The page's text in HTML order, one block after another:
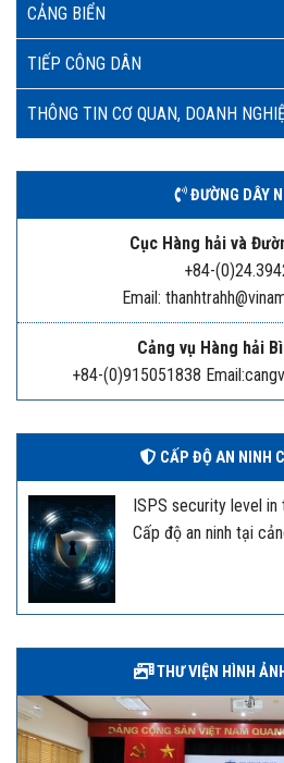
CẢNG BIỂN
TIẾP CÔNG DÂN
THÔNG TIN CƠ QUAN, DOANH
ĐƯỜNG DÂY
Cục Hàng hải và
+84-
Email:
Cảng vụ Hàng hải
+84-(0)915051838
CẤP ĐỘ AN NINH
ISPS security level in
Cấp độ an ninh tại
THƯ VIỆN HÌNH